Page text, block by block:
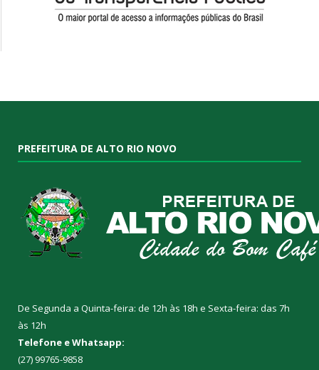
PREFEITURA DE ALTO RIO NOVO
De Segunda a Quinta-feira: de 12h às 18h e Sexta-feira: das 7h
às 12h
Telefone e Whatsapp:
(27) 99765-9858